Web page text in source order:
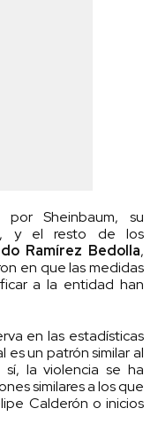
Sheinbaum, su
y el resto de los
Ramírez Bedolla,
en que las medidas
a la entidad han
en las estadísticas
un patrón similar al
la violencia se ha
similares a los que
Calderón o inicios